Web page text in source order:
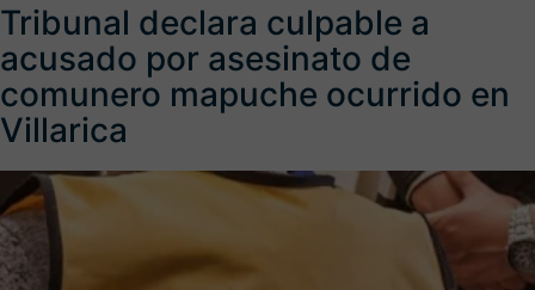
Tribunal declara culpable a
acusado por asesinato de
comunero mapuche ocurrido en
Villarica